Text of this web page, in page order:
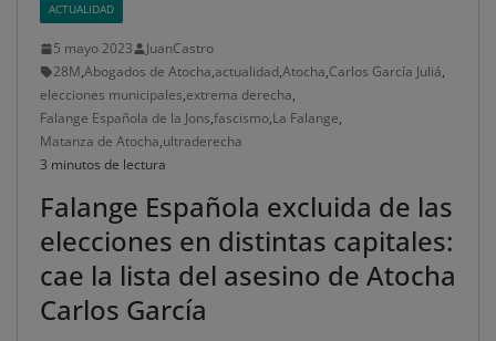
ACTUALIDAD
5 mayo 2023
JuanCastro
28M,Abogados de Atocha,actualidad,Atocha,Carlos García Juliá,
elecciones municipales,extrema derecha,
Falange Española de la Jons,fascismo,La Falange,
Matanza de Atocha,ultraderecha
3 minutos de lectura
Falange Española excluida de las
elecciones en distintas capitales:
cae la lista del asesino de Atocha
Carlos García